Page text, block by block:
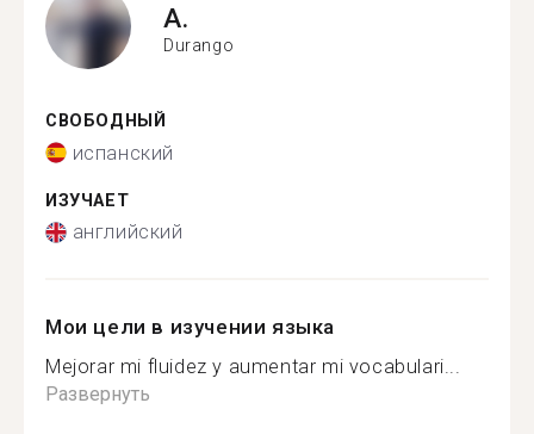
A.
Durango
СВОБОДНЫЙ
испанский
ИЗУЧАЕТ
английский
Мои цели в изучении языка
Mejorar mi fluidez y aumentar mi vocabulari...
Развернуть